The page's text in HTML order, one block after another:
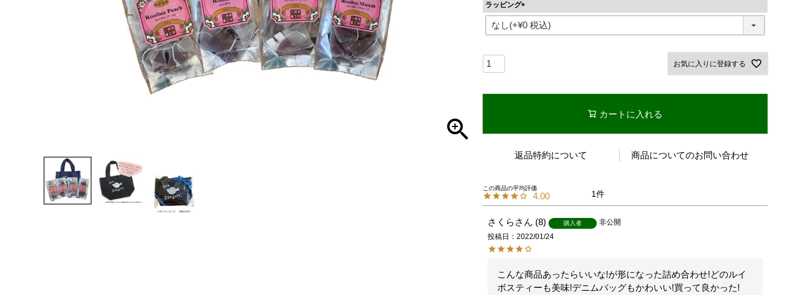
ラッピング
(
必
お気に入りに登録する
カートに入れる
返品特約について 商品についてのお問い合わせ
4.00 1
さくら 8 購入者
非公開
投稿日
2022/01/24
こんな商品あったらいいな!が形になった詰め合わせ!どのルイ
ボスティーも美味!デニムバッグもかわいい!買って良かった!